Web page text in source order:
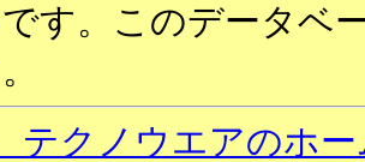
す。このデータベ
クノウエアのホー